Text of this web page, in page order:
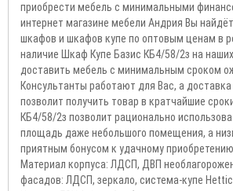
приобрести мебель с минимальными
интернет магазине мебели Андрия Вы
шкафов и шкафов купе по оптовым ценам в
наличие Шкаф Купе Базис КБ4/58/2з на
доставить мебель с минимальным сроком
Консультанты работают для Вас, а
позволит получить товар в кратчайшие
КБ4/58/2з позволит рационально
площадь даже небольшого помещения, а
приятным бонусом к удачному приобретению
Материал корпуса: ЛДСП, ДВП
фасадов: ЛДСП, зеркало, система-купе